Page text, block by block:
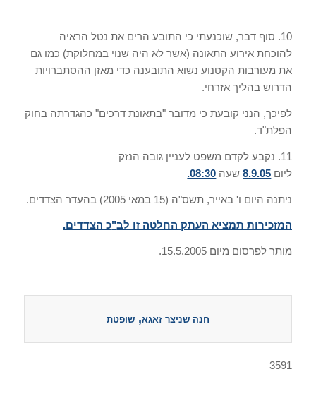
10. סוף דבר, שוכנעתי כי התובע הרים את נטל הראיה
להוכחת אירוע התאונה (אשר לא היה שנוי במחלוקת) כמו גם
את מעורבות הקטנוע נשוא התובענה כדי מאזן ההסתברויות
הדרוש בהליך אזרחי.
לפיכך, הנני קובעת כי מדובר "בתאונת דרכים" כהגדרתה בחוק
הפלת"ד.
11. נקבע לקדם משפט לעניין גובה הנזק
ליום 8.9.05 שעה 08:30.
ניתנה היום ו' באייר, תשס"ה (15 במאי 2005) בהעדר הצדדים.
המזכירות תמציא העתק החלטה זו לב"כ הצדדים.
מותר לפרסום מיום 15.5.2005.
חנה שניצר זאגא, שופטת
3591